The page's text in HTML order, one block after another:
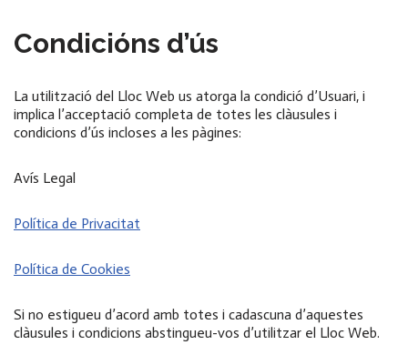
Condicións d’ús
La utilització del Lloc Web us atorga la condició d’Usuari, i
implica l’acceptació completa de totes les clàusules i
condicions d’ús incloses a les pàgines:
Avís Legal
Política de Privacitat
Política de Cookies
Si no estigueu d’acord amb totes i cadascuna d’aquestes
clàusules i condicions abstingueu-vos d’utilitzar el Lloc Web.